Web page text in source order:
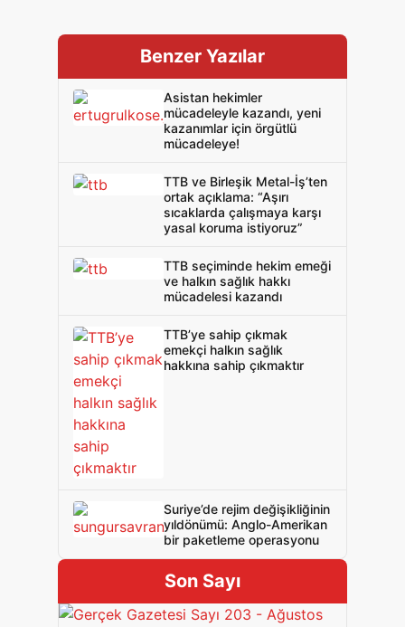
Benzer Yazılar
Asistan hekimler
mücadeleyle kazandı, yeni
kazanımlar için örgütlü
mücadeleye!
TTB ve Birleşik Metal-İş’ten
ortak açıklama: “Aşırı
sıcaklarda çalışmaya karşı
yasal koruma istiyoruz”
TTB seçiminde hekim emeği
ve halkın sağlık hakkı
mücadelesi kazandı
TTB’ye sahip çıkmak
emekçi halkın sağlık
hakkına sahip çıkmaktır
Suriye’de rejim değişikliğinin
yıldönümü: Anglo-Amerikan
bir paketleme operasyonu
Son Sayı